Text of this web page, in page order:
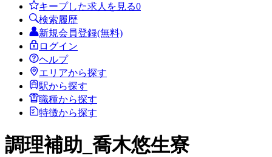
キープした求人を見る0
検索履歴
新規会員登録(無料)
ログイン
ヘルプ
エリアから探す
駅から探す
職種から探す
特徴から探す
調理補助_喬木悠生寮